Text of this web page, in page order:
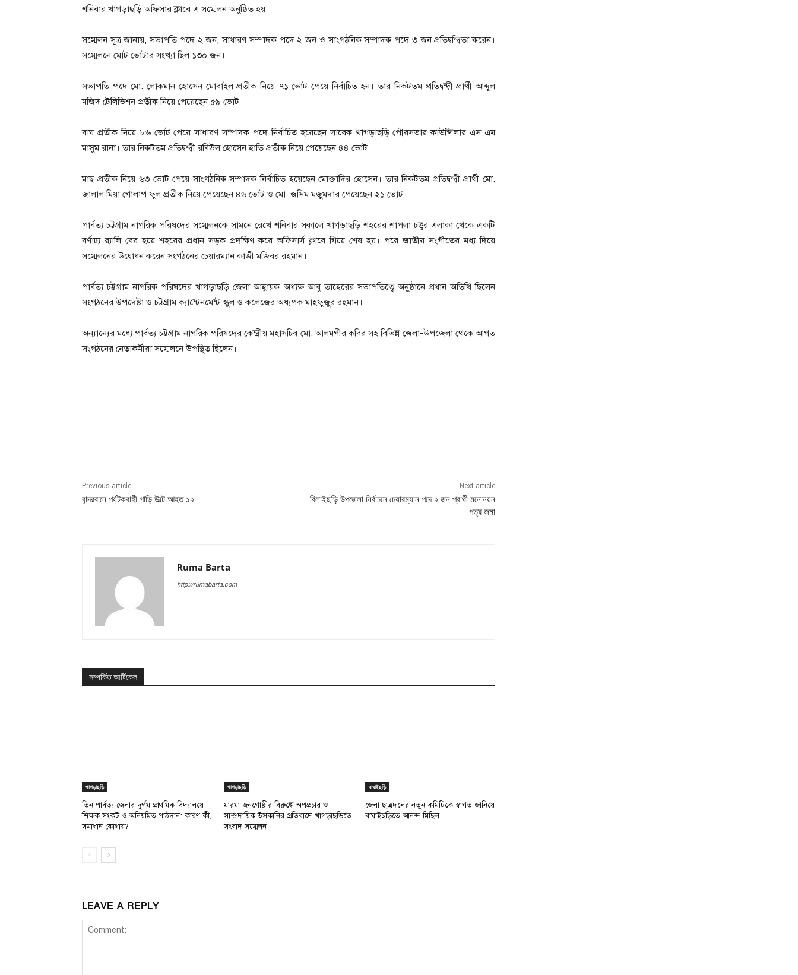
শনিবার খাগড়াছড়ি অফিসার ক্লাবে এ সম্মেলন অনুষ্ঠিত হয়।
সম্মেলন সূত্র জানায়, সভাপতি পদে ২ জন, সাধারণ সম্পাদক পদে ২ জন ও সাংগঠনিক সম্পাদক পদে ৩ জন প্রতিদ্বন্দ্বিতা করেন।
সম্মেলনে মোট ভোটার সংখ্যা ছিল ১৩০ জন।
সভাপতি পদে মো. লোকমান হোসেন মোবাইল প্রতীক নিয়ে ৭১ ভোট পেয়ে নির্বাচিত হন। তার নিকটতম প্রতিদ্বন্দ্বী প্রার্থী আব্দুল
মজিদ টেলিভিশন প্রতীক নিয়ে পেয়েছেন ৫৯ ভোট।
বাঘ প্রতীক নিয়ে ৮৬ ভোট পেয়ে সাধারণ সম্পাদক পদে নির্বাচিত হয়েছেন সাবেক খাগড়াছড়ি পৌরসভার কাউন্সিলার এস এম
মাসুম রানা। তার নিকটতম প্রতিদ্বন্দ্বী রবিউল হোসেন হাতি প্রতীক নিয়ে পেয়েছেন ৪৪ ভোট।
মাছ প্রতীক নিয়ে ৬৩ ভোট পেয়ে সাংগঠনিক সম্পাদক নির্বাচিত হয়েছেন মোক্তাদির হোসেন। তার নিকটতম প্রতিদ্বন্দ্বী প্রার্থী মো.
জালাল মিয়া গোলাপ ফুল প্রতীক নিয়ে পেয়েছেন ৪৬ ভোট ও মো. জসিম মজুমদার পেয়েছেন ২১ ভোট।
পার্বত্য চট্টগ্রাম নাগরিক পরিষদের সম্মেলনকে সামনে রেখে শনিবার সকালে খাগড়াছড়ি শহরের শাপলা চত্ত্বর এলাকা থেকে একটি
বর্ণাঢ্য র‌্যালি বের হয়ে শহরের প্রধান সড়ক প্রদক্ষিণ করে অফিসার্স ক্লাবে গিয়ে শেষ হয়। পরে জাতীয় সংগীতের মধ্য দিয়ে
সম্মেলনের উদ্বোধন করেন সংগঠনের চেয়ারম্যান কাজী মজিবর রহমান।
পার্বত্য চট্টগ্রাম নাগরিক পরিষদের খাগড়াছড়ি জেলা আহ্বায়ক অধ্যক্ষ আবু তাহেরের সভাপতিত্বে অনুষ্ঠানে প্রধান অতিথি ছিলেন
সংগঠনের উপদেষ্টা ও চট্টগ্রাম ক্যান্টেনমেন্ট স্কুল ও কলেজের অধ্যপক মাহফুজুর রহমান।
অন্যান্যের মধ্যে পার্বত্য চট্টগ্রাম নাগরিক পরিষদের কেন্দ্রীয় মহাসচিব মো. আলমগীর কবির সহ বিভিন্ন জেলা-উপজেলা থেকে আগত
সংগঠনের নেতাকর্মীরা সম্মেলনে উপস্থিত ছিলেন।
Previous article
বান্দরবানে পর্যটকবাহী গাড়ি উল্টে আহত ১২
Next article
বিলাইছড়ি উপজেলা নির্বাচনে চেয়ারম্যান পদে ২ জন প্রার্থী মনোনয়ন
পত্র জমা
Ruma Barta
http://rumabarta.com
সম্পর্কিত আর্টিকেল
খাগড়াছড়ি
তিন পার্বত্য জেলার দুর্গম প্রাথমিক বিদ্যালয়ে
শিক্ষক সংকট ও অনিয়মিত পাঠদান: কারণ কী,
সমাধান কোথায়?
খাগড়াছড়ি
মারমা জনগোষ্ঠীর বিরুদ্ধে অপপ্রচার ও
সাম্প্রদায়িক উসকানির প্রতিবাদে খাগড়াছড়িতে
সংবাদ সম্মেলন
বাঘাইছড়ি
জেলা ছাত্রদলের নতুন কমিটিকে স্বাগত জানিয়ে
বাঘাইছড়িতে আনন্দ মিছিল
LEAVE A REPLY